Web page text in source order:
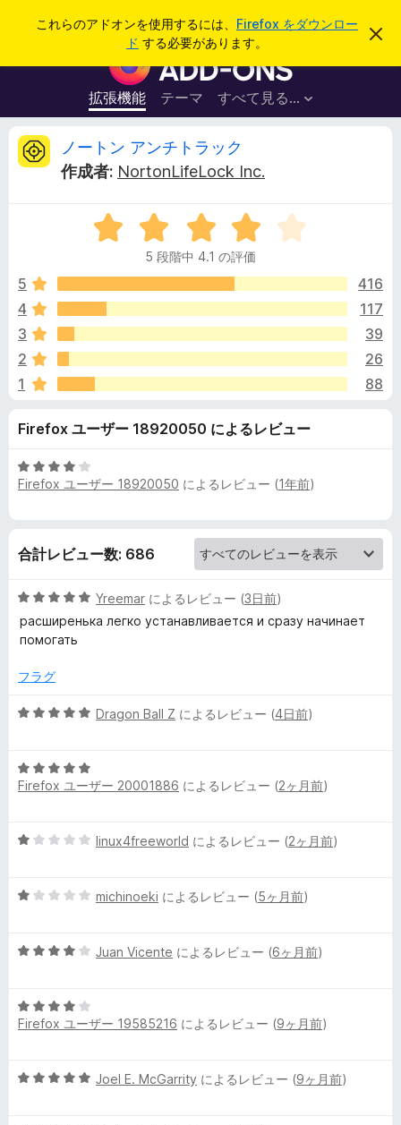
これらのアドオンを使用するには、 Firefox をダウンロー
ド する必要があります。
こ
を
F
i
r
e
f
o
x
ラ
ウ
ザ
ー
ド
オ
ン
拡張機能 テーマ すべて見る...
ログイン
ノ
ト
ン
ア
ン
チ
ト
ラ
ッ
ク
の
ビ
ュ
ー
ノートン アンチトラック
作成者: NortonLifeLock Inc.
5
段
中
.
の
価
5 段階中 4.1 の評価
5
416
4
117
3
39
2
26
1
88
Firefox ユーザー 18920050 によるレビュー
5
段
の
価
Firefox ユーザー 18920050 によるレビュー (1年前)
合計レビュー数: 686
5
段
階
5
評
Yreemar によるレビュー (3日前)
расширенька легко устанавливается и сразу начинает
помогать
フラグ
5
中
5
価
Dragon Ball Z によるレビュー (4日前)
5
段
5
価
Firefox ユーザー 20001886 によるレビュー (2ヶ月前)
5
中
評
linux4freeworld によるレビュー (2ヶ月前)
5
中
評
価
michinoeki によるレビュー (5ヶ月前)
5
中
4
価
Juan Vicente によるレビュー (6ヶ月前)
5
段
4
Firefox ユーザー 19585216 によるレビュー (9ヶ月前)
5
Joel E. McGarrity によるレビュー (9ヶ月前)